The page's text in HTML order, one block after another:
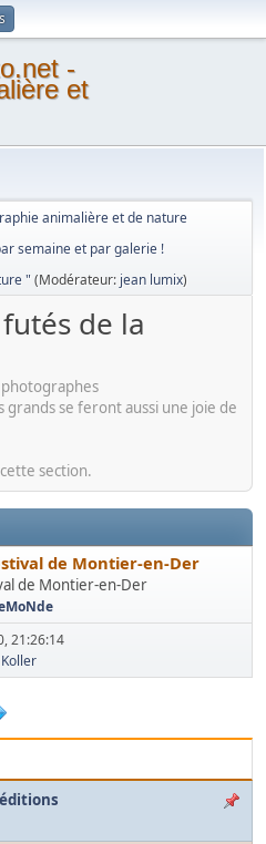
-
et
animalière et de nature
semaine et par galerie !
"(Modérateur: jean lumix)
de la
grands se feront aussi une joie de
section.
de Montier-en-Der
de Montier-en-Der
21:26:14